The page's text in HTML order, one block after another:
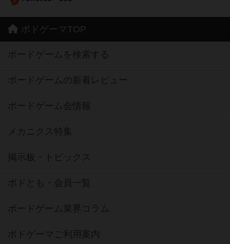
ボドゲーマTOP
ボードゲームを検索する
ボードゲームの新着レビュー
ボードゲーム会情報
メカニクス特集
掲示板・トピックス
ボドとも・会員一覧
ボードゲーム業界コラム
ボドゲーマご利用案内